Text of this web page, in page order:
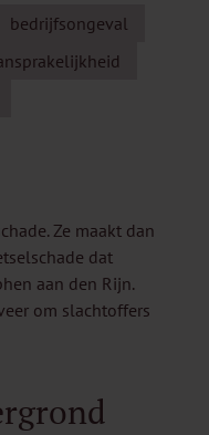
bedrijfsongeval
Ze maakt dan
dat
aan den Rijn.
om slachtoffers